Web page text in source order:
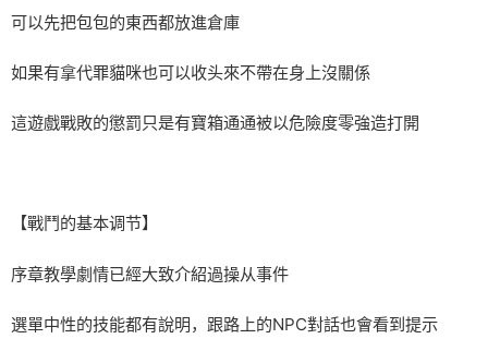
可以先把包包的東西都放進倉庫
如果有拿代罪貓咪也可以收头來不帶在身上沒關係
這遊戲戰敗的懲罰只是有寶箱通通被以危險度零強造打開
【戰鬥的基本调节】
序章教學劇情已經大致介紹過操从事件
選單中性的技能都有說明，跟路上的NPC對話也會看到提示